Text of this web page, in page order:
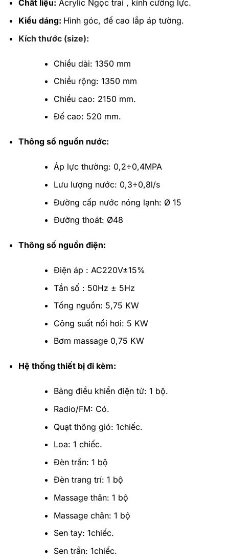
Chất liệu: Acrylic Ngọc trai , kính cường lực.
Kiểu dáng: Hình góc, đế cao lắp áp tường.
Kích thước (size):
Chiều dài: 1350 mm
Chiều rộng: 1350 mm
Chiều cao: 2150 mm.
Đế cao: 520 mm.
Thông số nguồn nước:
Áp lực thường: 0,2÷0,4MPA
Lưu lượng nước: 0,3÷0,8l/s
Đường cấp nước nóng lạnh: Ø 15
Đường thoát: Ø48
Thông số nguồn điện:
Điện áp : AC220V±15%
Tần số : 50Hz ± 5Hz
Tổng nguồn: 5,75 KW
Công suất nồi hơi: 5 KW
Bơm massage 0,75 KW
Hệ thống thiết bị đi kèm:
Bảng điều khiển điện tử: 1 bộ.
Radio/FM: Có.
Quạt thông gió: 1chiếc.
Loa: 1 chiếc.
Đèn trần: 1 bộ
Đèn trang trí: 1 bộ
Massage thân: 1 bộ
Massage chân: 1 bộ
Sen tay: 1chiếc.
Sen trần: 1chiếc.